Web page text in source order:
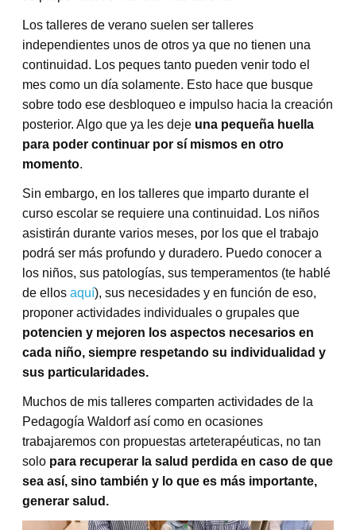
Los talleres de verano suelen ser talleres
independientes unos de otros ya que no tienen una
continuidad. Los peques tanto pueden venir todo el
mes como un día solamente. Esto hace que busque
sobre todo ese desbloqueo e impulso hacia la creación
posterior. Algo que ya les deje una pequeña huella
para poder continuar por sí mismos en otro
momento.
Sin embargo, en los talleres que imparto durante el
curso escolar se requiere una continuidad. Los niños
asistirán durante varios meses, por los que el trabajo
podrá ser más profundo y duradero. Puedo conocer a
los niños, sus patologías, sus temperamentos (te hablé
de ellos aquí), sus necesidades y en función de eso,
proponer actividades individuales o grupales que
potencien y mejoren los aspectos necesarios en
cada niño, siempre respetando su individualidad y
sus particularidades.
Muchos de mis talleres comparten actividades de la
Pedagogía Waldorf así como en ocasiones
trabajaremos con propuestas arteterapéuticas, no tan
solo para recuperar la salud perdida en caso de que
sea así, sino también y lo que es más importante,
generar salud.